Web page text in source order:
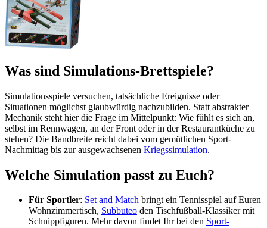
Was sind Simulations-Brettspiele?
Simulationsspiele versuchen, tatsächliche Ereignisse oder
Situationen möglichst glaubwürdig nachzubilden. Statt abstrakter
Mechanik steht hier die Frage im Mittelpunkt: Wie fühlt es sich an,
selbst im Rennwagen, an der Front oder in der Restaurantküche zu
stehen? Die Bandbreite reicht dabei vom gemütlichen Sport-
Nachmittag bis zur ausgewachsenen Kriegssimulation.
Welche Simulation passt zu Euch?
Für Sportler: Set and Match bringt ein Tennisspiel auf Euren
Wohnzimmertisch, Subbuteo den Tischfußball-Klassiker mit
Schnippfiguren. Mehr davon findet Ihr bei den Sport-